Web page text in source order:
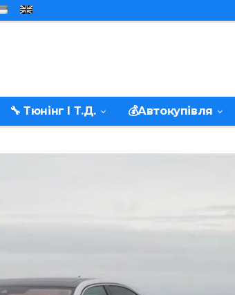
🔧 Тюнінг І Т.д. 💰Автокупівля